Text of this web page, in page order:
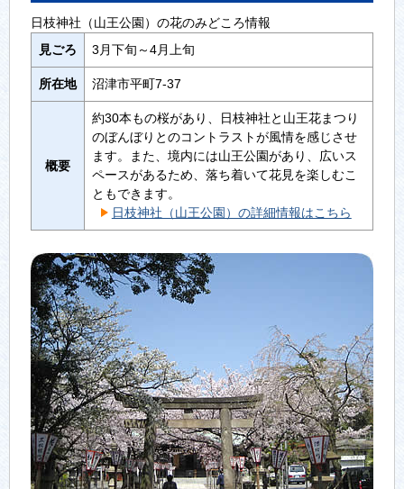
日枝神社（山王公園）の花のみどころ情報
見ごろ
3月下旬～4月上旬
所在地 沼津市平町7-37
概要
約30本もの桜があり、日枝神社と山王花まつり
のぼんぼりとのコントラストが風情を感じさせ
ます。また、境内には山王公園があり、広いス
ペースがあるため、落ち着いて花見を楽しむこ
ともできます。
日枝神社（山王公園）の詳細情報はこちら